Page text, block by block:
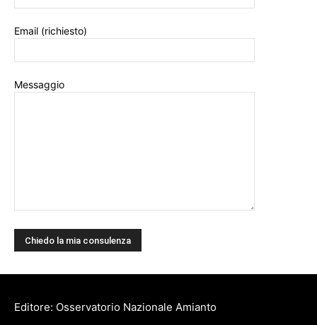
Email (richiesto)
Messaggio
Editore: Osservatorio Nazionale Amianto